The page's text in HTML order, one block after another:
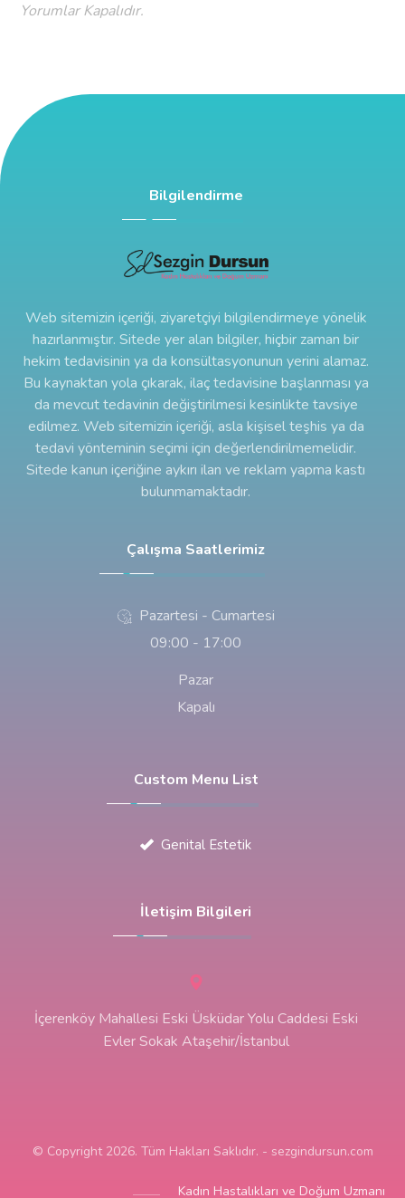
Yorumlar Kapalıdır.
Bilgilendirme
Web sitemizin içeriği, ziyaretçiyi bilgilendirmeye yönelik
hazırlanmıştır. Sitede yer alan bilgiler, hiçbir zaman bir
hekim tedavisinin ya da konsültasyonunun yerini alamaz.
Bu kaynaktan yola çıkarak, ilaç tedavisine başlanması ya
da mevcut tedavinin değiştirilmesi kesinlikte tavsiye
edilmez. Web sitemizin içeriği, asla kişisel teşhis ya da
tedavi yönteminin seçimi için değerlendirilmemelidir.
Sitede kanun içeriğine aykırı ilan ve reklam yapma kastı
bulunmamaktadır.
Çalışma Saatlerimiz
Pazartesi - Cumartesi
09:00 - 17:00
Pazar
Kapalı
Custom Menu List
Genital Estetik
İletişim Bilgileri
İçerenköy Mahallesi Eski Üsküdar Yolu Caddesi Eski
Evler Sokak Ataşehir/İstanbul
© Copyright 2026. Tüm Hakları Saklıdır. - sezgindursun.com
Kadın Hastalıkları ve Doğum Uzmanı